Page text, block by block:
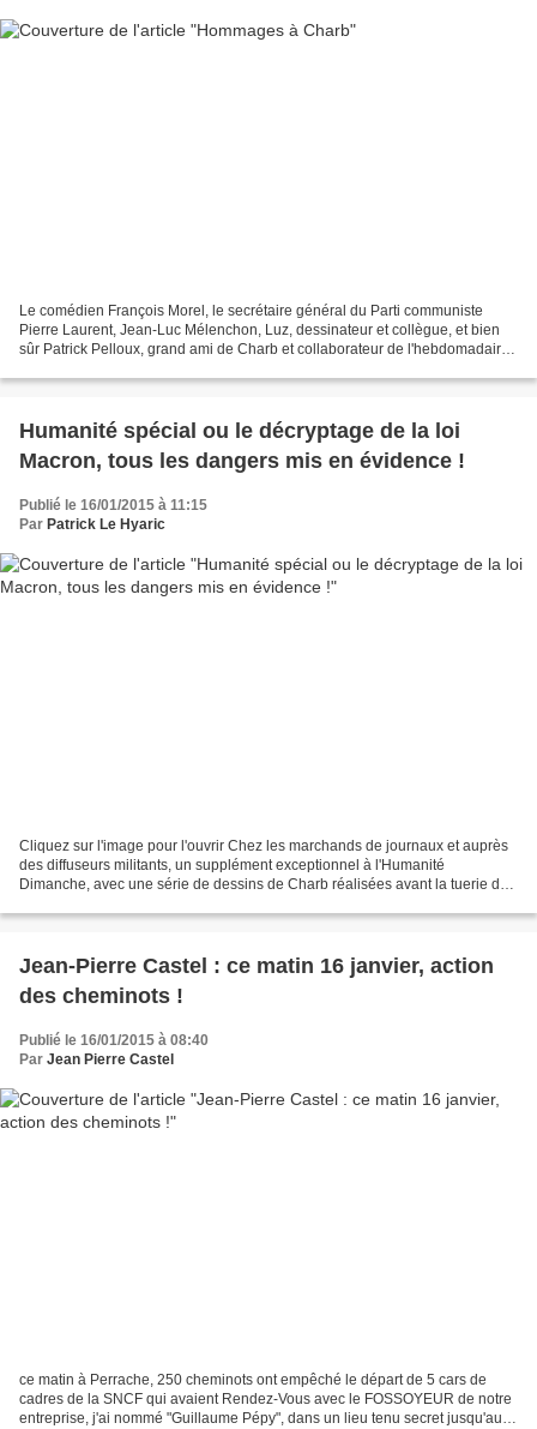
Le comédien François Morel, le secrétaire général du Parti communiste
Pierre Laurent, Jean-Luc Mélenchon, Luz, dessinateur et collègue, et bien
sûr Patrick Pelloux, grand ami de Charb et collaborateur de l'hebdomadaire.
Humanité spécial ou le décryptage de la loi
Macron, tous les dangers mis en évidence !
Publié le 16/01/2015 à 11:15
Par Patrick Le Hyaric
Cliquez sur l'image pour l'ouvrir Chez les marchands de journaux et auprès
des diffuseurs militants, un supplément exceptionnel à l'Humanité
Dimanche, avec une série de dessins de Charb réalisées avant la tuerie du
Jean-Pierre Castel : ce matin 16 janvier, action
des cheminots !
Publié le 16/01/2015 à 08:40
Par Jean Pierre Castel
ce matin à Perrache, 250 cheminots ont empêché le départ de 5 cars de
cadres de la SNCF qui avaient Rendez-Vous avec le FOSSOYEUR de notre
entreprise, j'ai nommé "Guillaume Pépy", dans un lieu tenu secret jusqu'au